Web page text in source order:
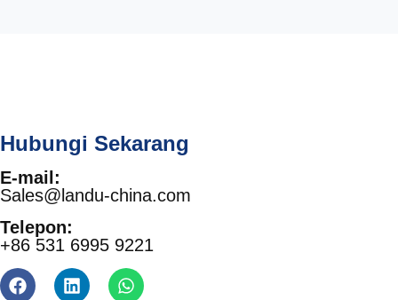
Hubungi Sekarang
E-mail:
Sales@landu-china.com
Telepon:
+86 531 6995 9221